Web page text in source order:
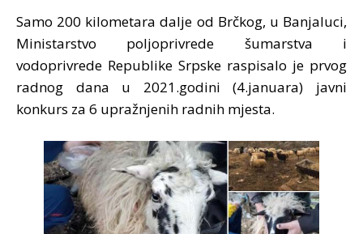
Samo 200 kilometara dalje od Brčkog, u Banjaluci,
Ministarstvo poljoprivrede šumarstva i
vodoprivrede Republike Srpske raspisalo je prvog
radnog dana u 2021.godini (4.januara) javni
konkurs za 6 upražnjenih radnih mjesta.